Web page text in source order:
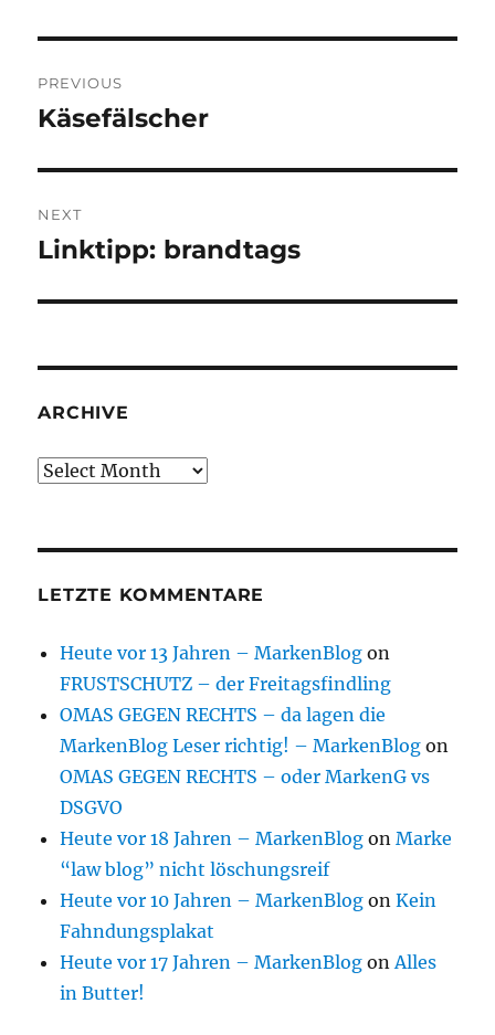
navigation
PREVIOUS
Previous
Käsefälscher
NEXT
Next
Linktipp: brandtags
ARCHIVE
Archive
LETZTE KOMMENTARE
Heute vor 13 Jahren – MarkenBlog on
FRUSTSCHUTZ – der Freitagsfindling
OMAS GEGEN RECHTS – da lagen die
MarkenBlog Leser richtig! – MarkenBlog on
OMAS GEGEN RECHTS – oder MarkenG vs
DSGVO
Heute vor 18 Jahren – MarkenBlog onMarke
“law blog” nicht löschungsreif
Heute vor 10 Jahren – MarkenBlog onKein
Fahndungsplakat
Heute vor 17 Jahren – MarkenBlog onAlles
in Butter!